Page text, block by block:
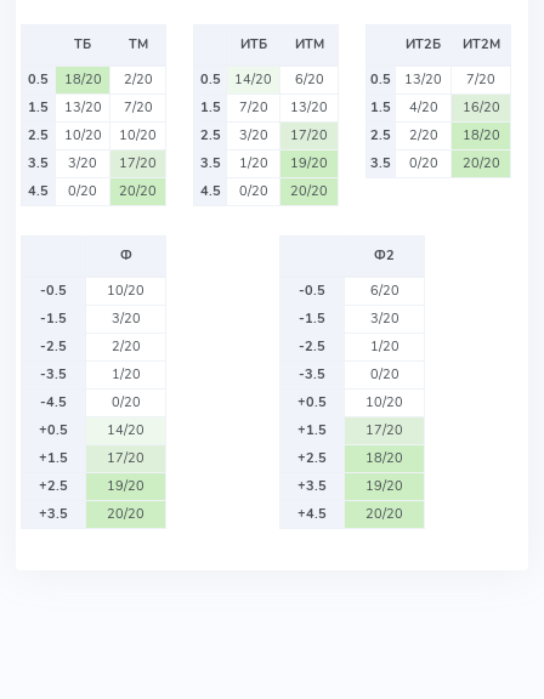
ТБ
ТМ
0.5
18/20
2/20
1.5
13/20
7/20
2.5
10/20
10/20
3.5
3/20
17/20
4.5
0/20 20/20
ИТБ
ИТМ
0.5
14/20
6/20
1.5
7/20
13/20
2.5
3/20
17/20
3.5
1/20
19/20
4.5
0/20 20/20
ИТ2Б
ИТ2М
0.5
13/20
7/20
1.5
4/20
16/20
2.5
2/20
18/20
3.5
0/20 20/20
Ф
-0.5
10/20
-1.5
3/20
-2.5
2/20
-3.5
1/20
-4.5
0/20
+0.5
14/20
+1.5
17/20
+2.5
19/20
+3.5
20/20
Ф2
-0.5
6/20
-1.5
3/20
-2.5
1/20
-3.5
0/20
+0.5
10/20
+1.5
17/20
+2.5
18/20
+3.5
19/20
+4.5
20/20